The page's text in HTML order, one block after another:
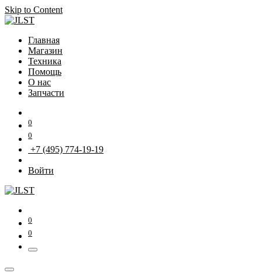
Skip to Content
Главная
Магазин
Техника
Помощь
О нас
Запчасти
0
0
+7 (495) 774-19-19
Войти
0
0